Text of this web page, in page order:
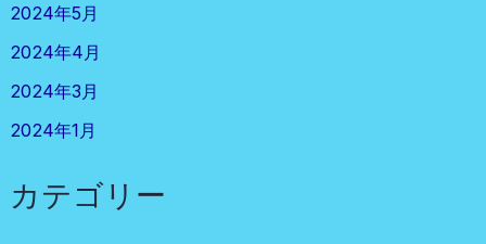
2024年5月
2024年4月
2024年3月
2024年1月
カテゴリー